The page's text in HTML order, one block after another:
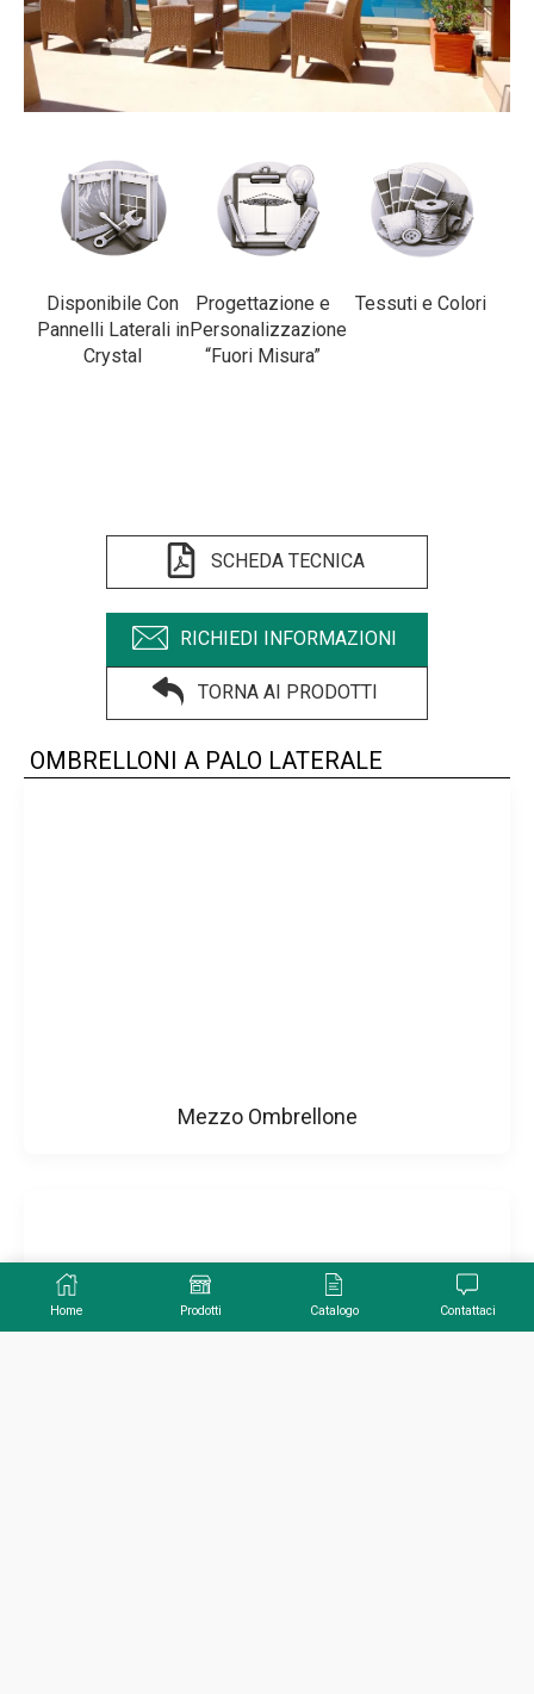
Disponibile Con
Pannelli Laterali in
Crystal
Progettazione e
Personalizzazione
“Fuori Misura”
Tessuti e Colori
SCHEDA TECNICA
RICHIEDI INFORMAZIONI
TORNA AI PRODOTTI
OMBRELLONI A PALO LATERALE
Mezzo Ombrellone
Home Prodotti Catalogo Contattaci